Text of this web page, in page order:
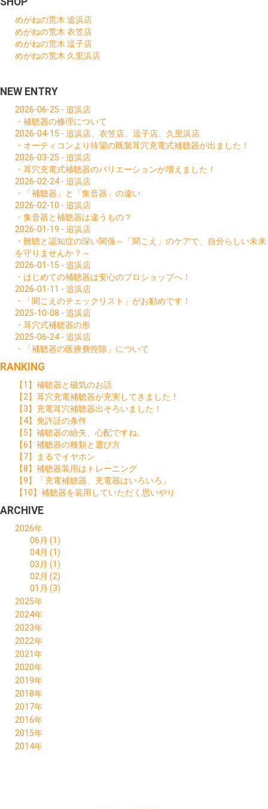
めがねの荒木 追浜店
めがねの荒木 衣笠店
めがねの荒木 逗子店
めがねの荒木 久里浜店
NEW ENTRY
2026-06-25 - 追浜店
・補聴器の修理について
2026-04-15 - 追浜店、衣笠店、逗子店、久里浜店
・オーティコンより待望の既製耳穴充電式補聴器が出ました！
2026-03-25 - 追浜店
・耳穴充電式補聴器のバリエーションが増えました！
2026-02-24 - 追浜店
・「補聴器」と「集音器」の違い
2026-02-10 - 追浜店
・集音器と補聴器は違うもの？
2026-01-19 - 追浜店
・難聴と認知症の深い関係～「聞こえ」のケアで、自分らしい未来
を守りませんか？～
2026-01-15 - 追浜店
・はじめての補聴器は安心のプロショップへ！
2026-01-11 - 追浜店
・「聞こえのチェックリスト」がお勧めです！
2025-10-08 - 追浜店
・耳穴式補聴器の形
2025-06-24 - 追浜店
・「補聴器の医療費控除」について
RANKING
【1】補聴器と磁気のお話
【2】耳穴充電補聴器が充実してきました！
【3】充電耳穴補聴器出そろいました！
【4】免許証の条件
【5】補聴器の紛失、心配ですね。
【6】補聴器の種類と選び方
【7】まるでイヤホン
【8】補聴器装用はトレーニング
【9】「充電補聴器、充電器はいろいろ」
【10】補聴器を装用していただく思いやり
ARCHIVE
2026年
06月 (1)
04月 (1)
03月 (1)
02月 (2)
01月 (3)
2025年
10月 (1)
06月 (1)
05月 (1)
03月 (1)
02月 (1)
01月 (2)
2024年
12月 (1)
11月 (2)
10月 (1)
08月 (2)
06月 (2)
04月 (3)
2023年
11月 (1)
10月 (1)
08月 (3)
06月 (3)
05月 (1)
04月 (4)
02月 (2)
01月 (2)
2022年
12月 (2)
11月 (2)
10月 (1)
09月 (2)
05月 (2)
04月 (1)
03月 (1)
02月 (2)
2021年
09月 (1)
08月 (1)
07月 (1)
06月 (1)
05月 (1)
03月 (1)
02月 (1)
01月 (1)
2020年
12月 (1)
11月 (1)
09月 (1)
07月 (1)
06月 (2)
05月 (3)
04月 (1)
2019年
12月 (2)
11月 (1)
10月 (3)
09月 (2)
08月 (2)
06月 (1)
2018年
12月 (1)
11月 (1)
09月 (2)
06月 (1)
05月 (1)
2017年
09月 (1)
2016年
12月 (1)
09月 (1)
2015年
2014年